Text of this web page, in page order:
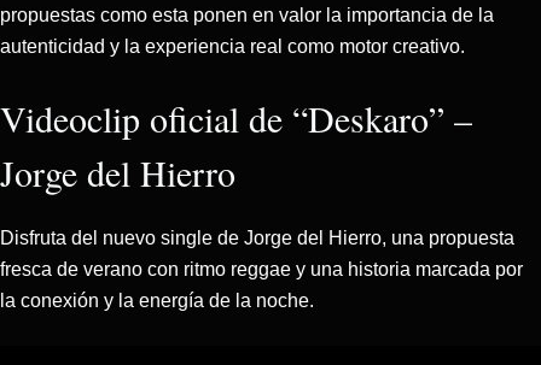
propuestas como esta ponen en valor la importancia de la
autenticidad y la experiencia real como motor creativo.
Videoclip oficial de “Deskaro” –
Jorge del Hierro
Disfruta del nuevo single de Jorge del Hierro, una propuesta
fresca de verano con ritmo reggae y una historia marcada por
la conexión y la energía de la noche.